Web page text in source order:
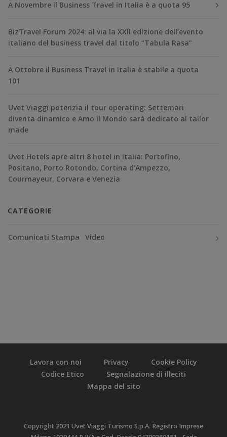
A Novembre il Business Travel in Italia è a quota 95
BizTravel Forum 2024: al via la XXII edizione dell’evento
italiano del business travel dal titolo “Tabula Rasa”
A Ottobre il Business Travel in Italia è stabile a quota
101
Uvet Viaggi potenzia il tour operating: Settemari
diventa dinamico e Amo il Mondo sarà dedicato al tailor
made
Uvet Hotels apre altri 8 hotel in Italia: Portofino,
Positano, Porto Rotondo, Cortina d’Ampezzo,
Courmayeur, Corvara e Venezia
CATEGORIE
Comunicati Stampa Video
Lavora con noi Privacy
Cookie Policy
Codice Etico
Segnalazione di illeciti
Mappa del sito
Copyright 2021 Uvet Viaggi Turismo S.p.A. Registro Imprese